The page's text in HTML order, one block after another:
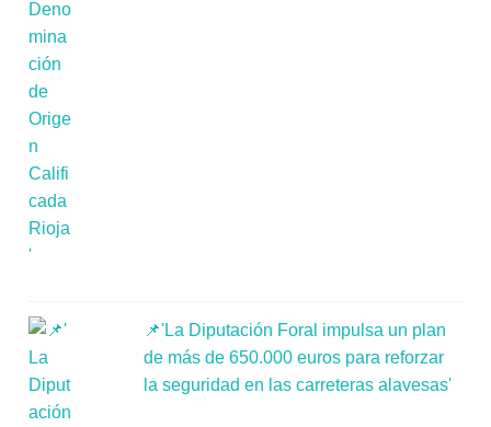
📌'La Diputación Foral impulsa un plan
de más de 650.000 euros para reforzar
la seguridad en las carreteras alavesas'